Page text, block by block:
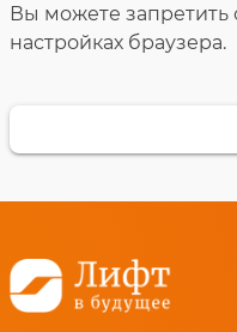
Вы можете запретить
настройках браузера.